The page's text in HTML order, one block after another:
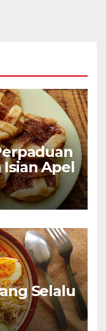
Isian Apel
Selalu